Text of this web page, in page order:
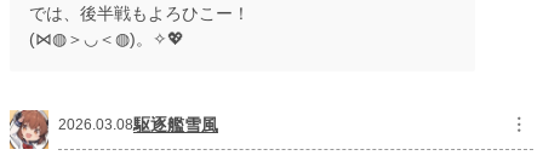
では、後半戦もよろひこー！
(⋈◍＞◡＜◍)。✧💖
2026.03.08駆逐艦雪風 ︙